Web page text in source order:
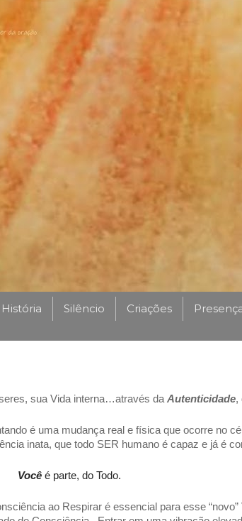
Silêncio Criações
sua Vida interna…através da Autenticidade,
é uma mudança real e física que ocorre no
inata, que todo SER humano é capaz e já é
Você é parte, do Todo.
ao Respirar é essencial para esse